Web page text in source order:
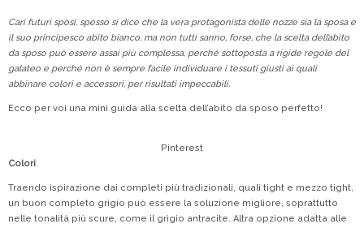
Cari futuri sposi, spesso si dice che la vera protagonista delle nozze sia la sposa e
il suo principesco abito bianco, ma non tutti sanno, forse, che la scelta dell’abito
da sposo può essere assai più complessa, perché sottoposta a rigide regole del
galateo e perché non è sempre facile individuare i tessuti giusti ai quali
abbinare colori e accessori, per risultati impeccabili.
Ecco per voi una mini guida alla scelta dell’abito da sposo perfetto!
Pinterest
Colori.
Traendo ispirazione dai completi più tradizionali, quali tight e mezzo tight,
un buon completo grigio può essere la soluzione migliore, soprattutto
nelle tonalità più scure, come il grigio antracite. Altra opzione adatta alle